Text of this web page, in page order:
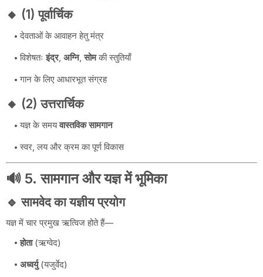
🔸 (1) पूर्वार्चिक
देवताओं के आवाहन हेतु मंत्र
विशेषतःइंद्र, अग्नि,सोमकी स्तुतियाँ
गान के लिए आधारभूत संग्रह
🔸 (2) उत्तरार्चिक
यज्ञ के समयवास्तविक सामगान
स्वर, लय और क्रम का पूर्ण विकास
🔊 5. सामगान और यज्ञ में भूमिका
🔹 सामवेद का यज्ञीय प्रयोग
यज्ञ में चार प्रमुख ऋत्विज होते हैं—
होता(ऋग्वेद)
अध्वर्यु(यजुर्वेद)